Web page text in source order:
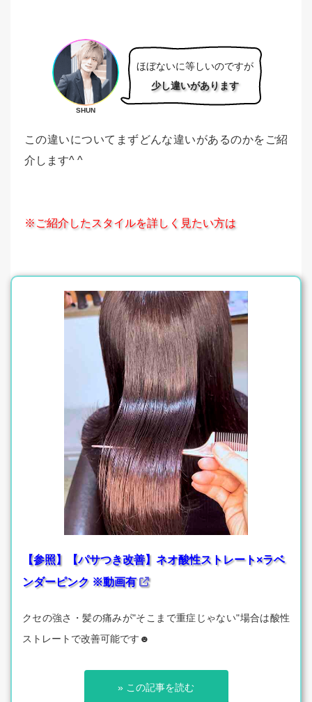
SHUN
ほぼないに等しいのですが
少し違いがあります
この違いについてまずどんな違いがあるのかをご紹
介します^ ^
※ご紹介したスタイルを詳しく見たい方は
【参照】【パサつき改善】ネオ酸性ストレート×ラベ
ンダーピンク ※動画有
クセの強さ・髪の痛みが"そこまで重症じゃない"場合は酸性
ストレートで改善可能です☻
» この記事を読む